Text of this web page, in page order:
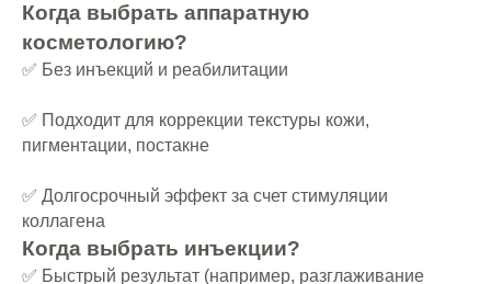
Когда выбрать аппаратную
косметологию?
✅ Без инъекций и реабилитации
✅ Подходит для коррекции текстуры кожи,
пигментации, постакне
✅ Долгосрочный эффект за счет стимуляции
коллагена
Когда выбрать инъекции?
✅ Быстрый результат (например, разглаживание